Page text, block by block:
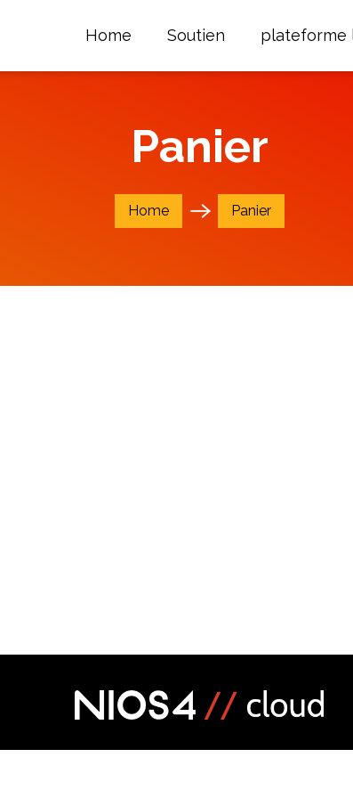
Home Soutien plateforme
Panier
Home Panier